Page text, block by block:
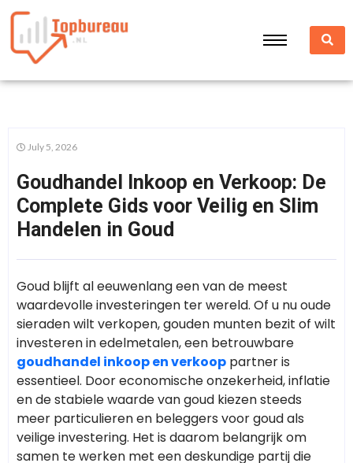
July 5, 2026
Goudhandel Inkoop en Verkoop: De
Complete Gids voor Veilig en Slim
Handelen in Goud
Goud blijft al eeuwenlang een van de meest
waardevolle investeringen ter wereld. Of u nu oude
sieraden wilt verkopen, gouden munten bezit of wilt
investeren in edelmetalen, een betrouwbare
goudhandel inkoop en verkoop partner is
essentieel. Door economische onzekerheid, inflatie
en de stabiele waarde van goud kiezen steeds
meer particulieren en beleggers voor goud als
veilige investering. Het is daarom belangrijk om
samen te werken met een deskundige partij die